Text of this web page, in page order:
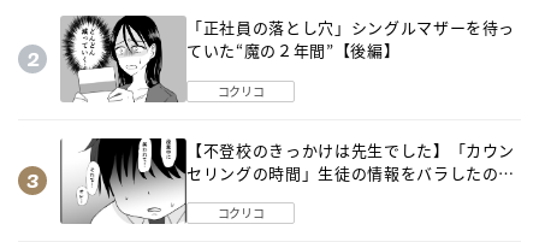
「正社員の落とし穴」シングルマザーを待っ
ていた“魔の２年間”【後編】
コクリコ
【不登校のきっかけは先生でした】「カウン
セリングの時間」生徒の情報をバラしたの
コクリコ